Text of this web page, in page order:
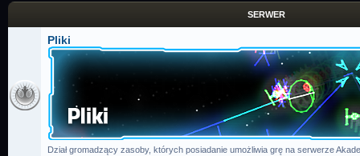
SERWER
Pliki
Dział gromadzący zasoby, których posiadanie umożliwia grę na serwerze